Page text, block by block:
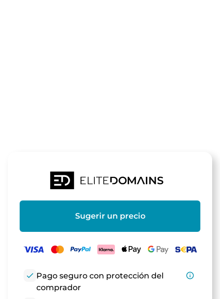
Sugerir un precio
check Pago seguro con protección del
comprador
info_outline